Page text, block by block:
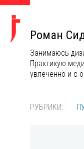
Роман
Занимаюсь
Практикую
увлечённо и с
РУБРИКИ: